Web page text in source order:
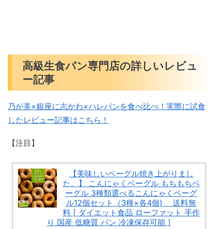
高級生食パン専門店の詳しいレビュ
ー記事
乃が美×銀座に志かわ×ハレパンを食べ比べ！実際に試食
したレビュー記事はこちら！
【注目】
【美味しいベーグル焼き上がりまし
た。】 こんにゃくベーグル もちもちベ
ーグル 3種類選べるこんにゃくベーグ
ル12個セット（3種×各4個) 送料無
料 [ ダイエット食品 ローファット 手作
り 国産 低糖質 パン 冷凍保存可能 ]